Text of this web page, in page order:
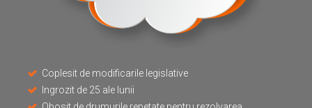
Coplesit de modificarile legislative
Ingrozit de 25 ale lunii